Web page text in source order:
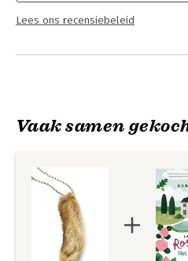
Lees ons recensiebeleid
Vaak samen